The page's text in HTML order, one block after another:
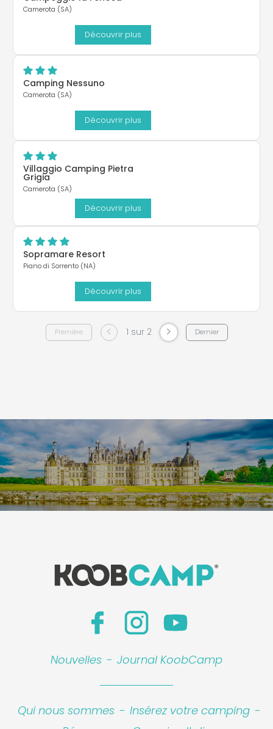
Camerota (SA)
Découvrir plus
Camping Nessuno
Camerota (SA)
Découvrir plus
Villaggio Camping Pietra
Grigia
Camerota (SA)
Découvrir plus
Sopramare Resort
Piano di Sorrento (NA)
Découvrir plus
Première < 1 sur 2 > Dernier
Nouvelles - Journal KoobCamp
Qui nous sommes - Insérez votre camping -